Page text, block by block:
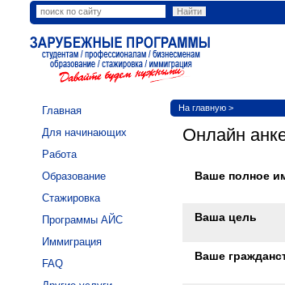
Главная
Для начинающих
Работа
Образование
Стажировка
Программы АЙС
Иммиграция
FAQ
На главную >
Онлайн
Ваше полное
Ваша цель
Ваше